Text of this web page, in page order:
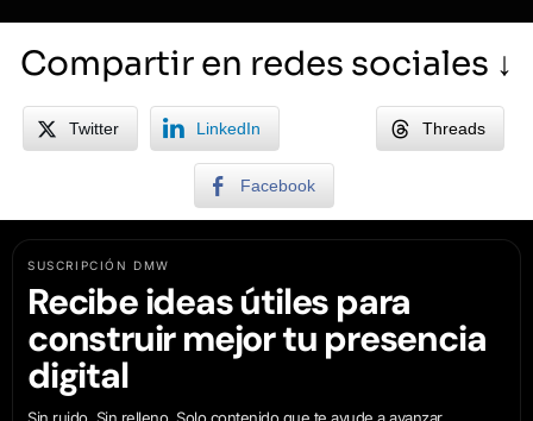
Compartir en redes sociales ↓
Twitter LinkedIn Threads
Facebook
SUSCRIPCIÓN DMW
Recibe ideas útiles para
construir mejor tu presencia
digital